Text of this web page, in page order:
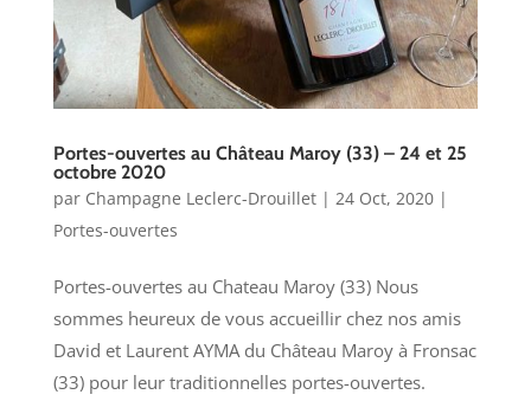
Portes-ouvertes au Château Maroy (33) – 24 et 25
octobre 2020
par Champagne Leclerc-Drouillet| 24 Oct, 2020|
Portes-ouvertes
Portes-ouvertes au Chateau Maroy (33) Nous
sommes heureux de vous accueillir chez nos amis
David et Laurent AYMA du Château Maroy à Fronsac
(33) pour leur traditionnelles portes-ouvertes.